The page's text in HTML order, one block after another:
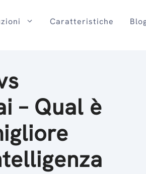
Caratteristiche
– Qual è